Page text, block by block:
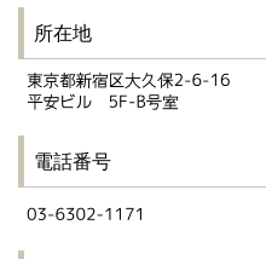
所在地
電話番号